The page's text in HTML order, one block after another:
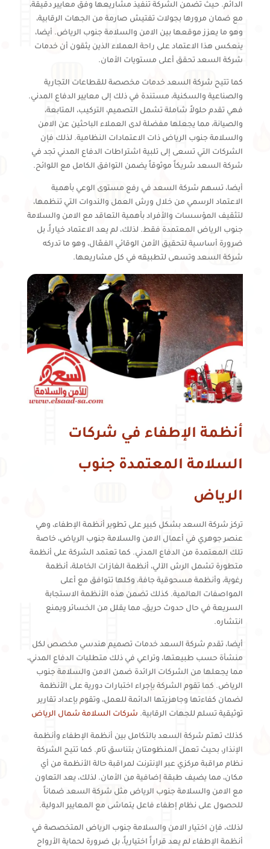
الدائم. حيث تضمن الشركة تنفيذ مشاريعها وفق معايير دقيقة،
مع ضمان مرورها بجولات تفتيش صارمة من الجهات الرقابية،
وهو ما يعزز موقعها بين الامن والسلامة جنوب الرياض. أيضا،
ينعكس هذا الاعتماد على راحة العملاء الذين يثقون أن خدمات
شركة السعد تحقق أعلى مستويات الأمان.
كما تتيح شركة السعد خدمات مخصصة للقطاعات التجارية
والصناعية والسكنية، مستندة في ذلك إلى معايير الدفاع المدني.
فهي تقدم حلولاً شاملة تشمل التصميم، التركيب، المتابعة،
والصيانة، مما يجعلها مفضلة لدى العملاء الباحثين عن الامن
والسلامة جنوب الرياض ذات الاعتمادات النظامية. لذلك فإن
الشركات التي تسعى إلى تلبية اشتراطات الدفاع المدني تجد في
شركة السعد شريكاً موثوقاً يضمن التوافق الكامل مع اللوائح.
أيضا، تسهم شركة السعد في رفع مستوى الوعي بأهمية
الاعتماد الرسمي من خلال ورش العمل والندوات التي تنظمها،
لتثقيف المؤسسات والأفراد بأهمية التعاقد مع الامن والسلامة
جنوب الرياض المعتمدة فقط. لذلك، لم يعد الاعتماد خياراً، بل
ضرورة أساسية لتحقيق الأمن الوقائي الفعّال، وهو ما تدركه
شركة السعد وتسعى لتطبيقه في كل مشاريعها.
أنظمة الإطفاء في شركات
السلامة المعتمدة جنوب
الرياض
تركز شركة السعد بشكل كبير على تطوير أنظمة الإطفاء، وهي
عنصر جوهري في أعمال الامن والسلامة جنوب الرياض، خاصة
تلك المعتمدة من الدفاع المدني. كما تعتمد الشركة على أنظمة
متطورة تشمل الرش الآلي، أنظمة الغازات الخاملة، أنظمة
رغوية، وأنظمة مسحوقية جافة، وكلها تتوافق مع أعلى
المواصفات العالمية. كذلك تضمن هذه الأنظمة الاستجابة
السريعة في حال حدوث حريق، مما يقلل من الخسائر ويمنع
انتشاره.
أيضا، تقدم شركة السعد خدمات تصميم هندسي مخصص لكل
منشأة حسب طبيعتها، وتراعي في ذلك متطلبات الدفاع المدني،
مما يجعلها من الشركات الرائدة ضمن الامن والسلامة جنوب
الرياض. كما تقوم الشركة بإجراء اختبارات دورية على الأنظمة
لضمان كفاءتها وجاهزيتها الدائمة للعمل، وتقوم بإعداد تقارير
توثيقية تسلم للجهات الرقابية. شركات السلامة شمال الرياض
كذلك تهتم شركة السعد بالتكامل بين أنظمة الإطفاء وأنظمة
الإنذار، بحيث تعمل المنظومتان بتناسق تام. كما تتيح الشركة
نظام مراقبة مركزي عبر الإنترنت لمراقبة حالة الأنظمة من أي
مكان، مما يضيف طبقة إضافية من الأمان. لذلك، يعد التعاون
مع الامن والسلامة جنوب الرياض مثل شركة السعد ضماناً
للحصول على نظام إطفاء فاعل يتماشى مع المعايير الدولية.
لذلك، فإن اختيار الامن والسلامة جنوب الرياض المتخصصة في
أنظمة الإطفاء لم يعد قراراً اختيارياً، بل ضرورة لحماية الأرواح